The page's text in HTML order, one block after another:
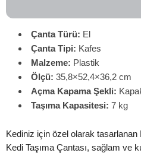
Çanta Türü: El
Çanta Tipi: Kafes
Malzeme: Plastik
Ölçü: 35,8×52,4×36,2 cm
Açma Kapama Şekli:
Taşıma Kapasitesi: 7 kg
Kediniz için özel olarak
Kedi Taşıma Çantası, sağlam ve